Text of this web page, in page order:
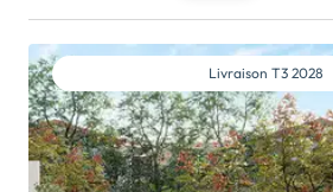
le centre-ville, ses commerces et
Remblai et la plage à 300m, le
Au sein du projet Jardin Pasteur et
paysager, Villa Oyat offre un
chaleureux, typiquement
Livraison T3 2028